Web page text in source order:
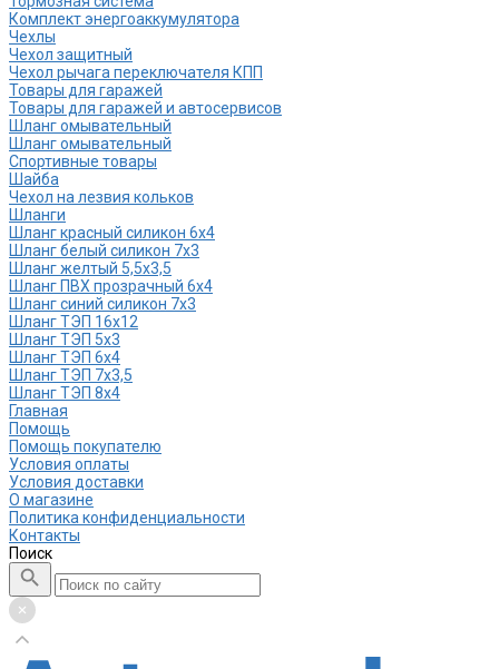
Комплект энергоаккумулятора
Чехлы
Чехол защитный
Чехол рычага переключателя КПП
Товары для гаражей
Товары для гаражей и автосервисов
Шланг омывательный
Шланг омывательный
Спортивные товары
Шайба
Чехол на лезвия кольков
Шланги
Шланг красный силикон 6х4
Шланг белый силикон 7х3
Шланг желтый 5,5х3,5
Шланг ПВХ прозрачный 6х4
Шланг синий силикон 7х3
Шланг ТЭП 16х12
Шланг ТЭП 5х3
Шланг ТЭП 6х4
Шланг ТЭП 7х3,5
Шланг ТЭП 8х4
Главная
Помощь
Помощь покупателю
Условия оплаты
Условия доставки
О магазине
Политика конфиденциальности
Контакты
Поиск